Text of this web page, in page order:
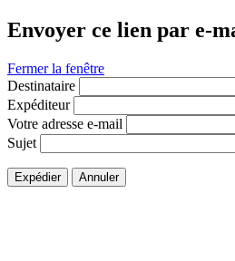
Envoyer ce lien par e-
Fermer la fenêtre
Destinataire
Expéditeur
Votre adresse e-mail
Sujet
Expédier Annuler